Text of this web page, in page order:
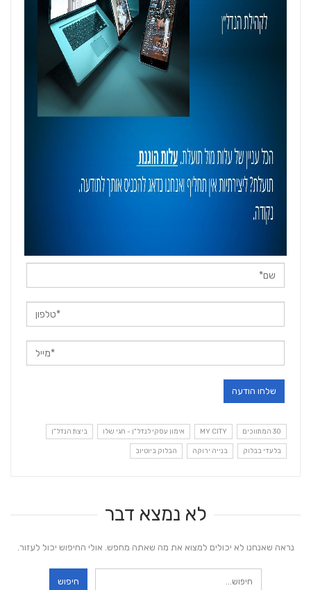
30 המתווכים MY CITY אימון עסקי לנדל"ן - חגי שלו ביצת הנדל"ן
בלעדי בבלוק בנייה ירוקה הבלוק ביוטיוב
לא נמצא דבר
נראה שאנחנו לא יכולים למצוא את מה שאתה מחפש. אולי החיפוש יכול לעזור.